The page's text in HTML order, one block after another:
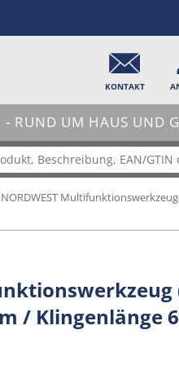
KONTAKT
RUND UM HAUS UND
NORDWEST
/ Klingenlänge